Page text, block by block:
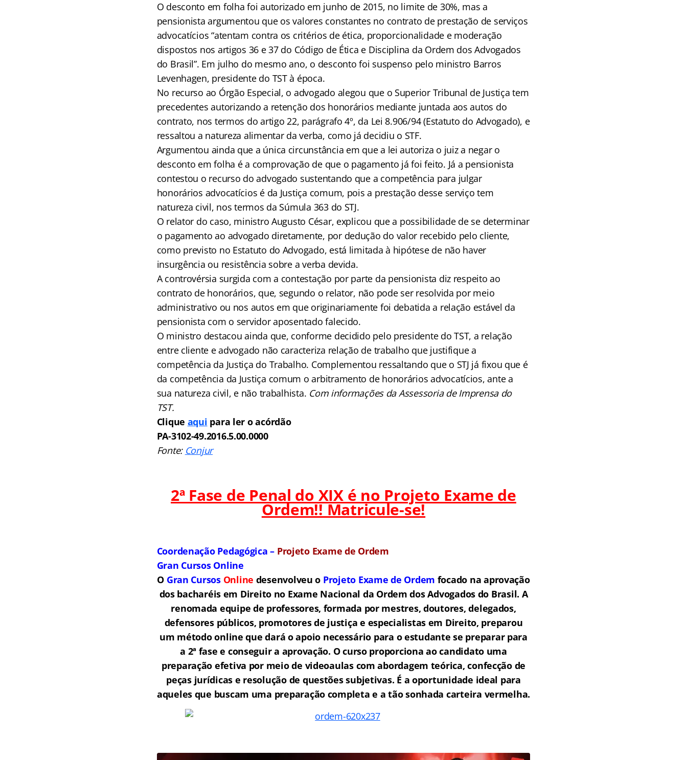
O desconto em folha foi autorizado em junho de 2015, no limite de 30%, mas a
pensionista argumentou que os valores constantes no contrato de prestação de serviços
advocatícios “atentam contra os critérios de ética, proporcionalidade e moderação
dispostos nos artigos 36 e 37 do Código de Ética e Disciplina da Ordem dos Advogados
do Brasil”. Em julho do mesmo ano, o desconto foi suspenso pelo ministro Barros
Levenhagen, presidente do TST à época.
No recurso ao Órgão Especial, o advogado alegou que o Superior Tribunal de Justiça tem
precedentes autorizando a retenção dos honorários mediante juntada aos autos do
contrato, nos termos do artigo 22, parágrafo 4º, da Lei 8.906/94 (Estatuto do Advogado), e
ressaltou a natureza alimentar da verba, como já decidiu o STF.
Argumentou ainda que a única circunstância em que a lei autoriza o juiz a negar o
desconto em folha é a comprovação de que o pagamento já foi feito. Já a pensionista
contestou o recurso do advogado sustentando que a competência para julgar
honorários advocatícios é da Justiça comum, pois a prestação desse serviço tem
natureza civil, nos termos da Súmula 363 do STJ.
O relator do caso, ministro Augusto César, explicou que a possibilidade de se determinar
o pagamento ao advogado diretamente, por dedução do valor recebido pelo cliente,
como previsto no Estatuto do Advogado, está limitada à hipótese de não haver
insurgência ou resistência sobre a verba devida.
A controvérsia surgida com a contestação por parte da pensionista diz respeito ao
contrato de honorários, que, segundo o relator, não pode ser resolvida por meio
administrativo ou nos autos em que originariamente foi debatida a relação estável da
pensionista com o servidor aposentado falecido.
O ministro destacou ainda que, conforme decidido pelo presidente do TST, a relação
entre cliente e advogado não caracteriza relação de trabalho que justifique a
competência da Justiça do Trabalho. Complementou ressaltando que o STJ já fixou que é
da competência da Justiça comum o arbitramento de honorários advocatícios, ante a
sua natureza civil, e não trabalhista. Com informações da Assessoria de Imprensa do
TST.
Clique aqui para ler o acórdão
PA-3102-49.2016.5.00.0000
Fonte: Conjur
2ª Fase de Penal do XIX é no Projeto Exame de
Ordem!! Matricule-se!
Coordenação Pedagógica – Projeto Exame de Ordem
Gran Cursos Online
O Gran Cursos Online desenvolveu o Projeto Exame de Ordem focado na aprovação
dos bacharéis em Direito no Exame Nacional da Ordem dos Advogados do Brasil. A
renomada equipe de professores, formada por mestres, doutores, delegados,
defensores públicos, promotores de justiça e especialistas em Direito, preparou
um método online que dará o apoio necessário para o estudante se preparar para
a 2ª fase e conseguir a aprovação. O curso proporciona ao candidato uma
preparação efetiva por meio de videoaulas com abordagem teórica, confecção de
peças jurídicas e resolução de questões subjetivas. É a oportunidade ideal para
aqueles que buscam uma preparação completa e a tão sonhada carteira vermelha.